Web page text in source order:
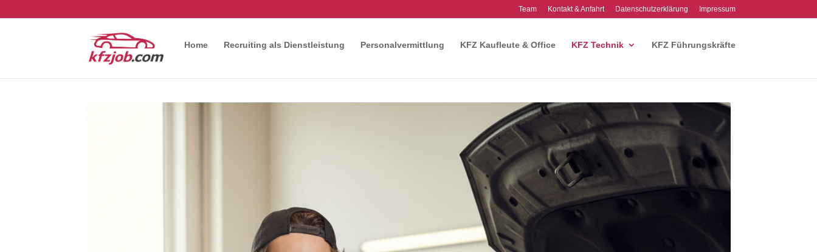
Team Kontakt & Anfahrt Datenschutzerklärung Impressum
Home Recruiting als Dienstleistung Personalvermittlung KFZ Kaufleute & Office KFZ Technik KFZ Führungskräfte